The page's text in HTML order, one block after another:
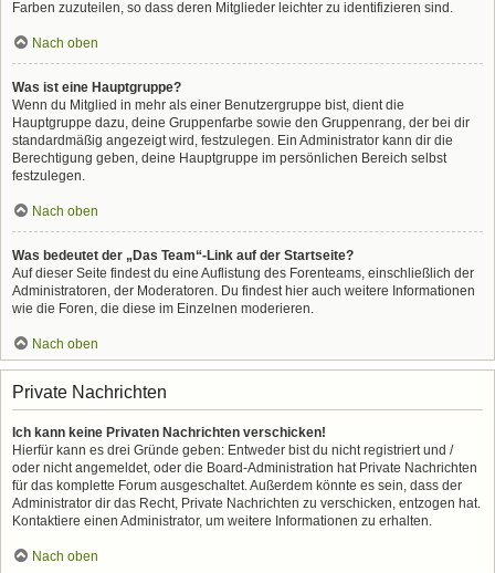
Farben zuzuteilen, so dass deren Mitglieder leichter zu identifizieren sind.
Nach oben
Was ist eine Hauptgruppe?
Wenn du Mitglied in mehr als einer Benutzergruppe bist, dient die
Hauptgruppe dazu, deine Gruppenfarbe sowie den Gruppenrang, der bei dir
standardmäßig angezeigt wird, festzulegen. Ein Administrator kann dir die
Berechtigung geben, deine Hauptgruppe im persönlichen Bereich selbst
festzulegen.
Nach oben
Was bedeutet der „Das Team“-Link auf der Startseite?
Auf dieser Seite findest du eine Auflistung des Forenteams, einschließlich der
Administratoren, der Moderatoren. Du findest hier auch weitere Informationen
wie die Foren, die diese im Einzelnen moderieren.
Nach oben
Private Nachrichten
Ich kann keine Privaten Nachrichten verschicken!
Hierfür kann es drei Gründe geben: Entweder bist du nicht registriert und /
oder nicht angemeldet, oder die Board-Administration hat Private Nachrichten
für das komplette Forum ausgeschaltet. Außerdem könnte es sein, dass der
Administrator dir das Recht, Private Nachrichten zu verschicken, entzogen hat.
Kontaktiere einen Administrator, um weitere Informationen zu erhalten.
Nach oben